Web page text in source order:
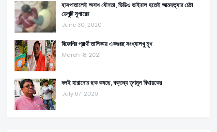
হাসপাতালেই অবাধ যৌনতা, ভিডিও ভাইরাল হতেই আত্মহত্যার চেষ্টা
ডেপুটি সুপারের
June 30, 2020
বিজেপির প্রার্থী তালিকায় একগুচ্ছ সংখ্যালখু মুখ
March 18, 2021
দলই হারানোর ছক কষছে, বক্তব্য তৃণমূল বিধায়কের
July 07, 2020